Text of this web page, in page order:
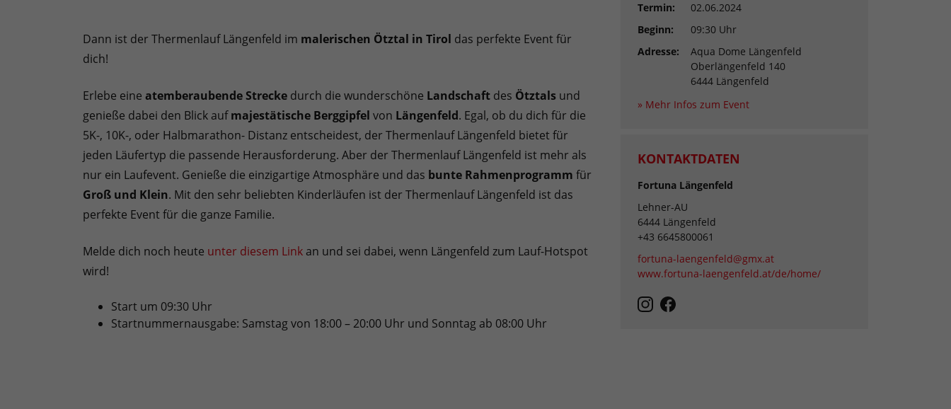
Dann ist der Thermenlauf Längenfeld im malerischen Ötztal in Tirol das perfekte Event für
dich!
Erlebe eine atemberaubende Strecke durch die wunderschöne Landschaft des Ötztals und
genieße dabei den Blick aufmajestätische Berggipfel von Längenfeld. Egal, ob du dich für die
5K-, 10K-, oder Halbmarathon- Distanz entscheidest, der Thermenlauf Längenfeld bietet für
jeden Läufertyp die passende Herausforderung. Aber der Thermenlauf Längenfeld ist mehr als
nur ein Laufevent. Genieße die einzigartige Atmosphäre und das bunte Rahmenprogramm für
Groß und Klein. Mit den sehr beliebten Kinderläufen ist der Thermenlauf Längenfeld ist das
perfekte Event für die ganze Familie.
Melde dich noch heute unter diesem Link an und sei dabei, wenn Längenfeld zum Lauf-Hotspot
wird!
Start um 09:30 Uhr
Startnummernausgabe: Samstag von 18:00 – 20:00 Uhr und Sonntag ab 08:00 Uhr
Termin:
02.06.2024
Beginn:
09:30 Uhr
Adresse:
Aqua Dome Längenfeld
Oberlängenfeld 140
6444 Längenfeld
» Mehr Infos zum Event
KONTAKTDATEN
Fortuna Längenfeld
Lehner-AU
6444 Längenfeld
+43 6645800061
fortuna-laengenfeld@gmx.at
www.fortuna-laengenfeld.at/de/home/